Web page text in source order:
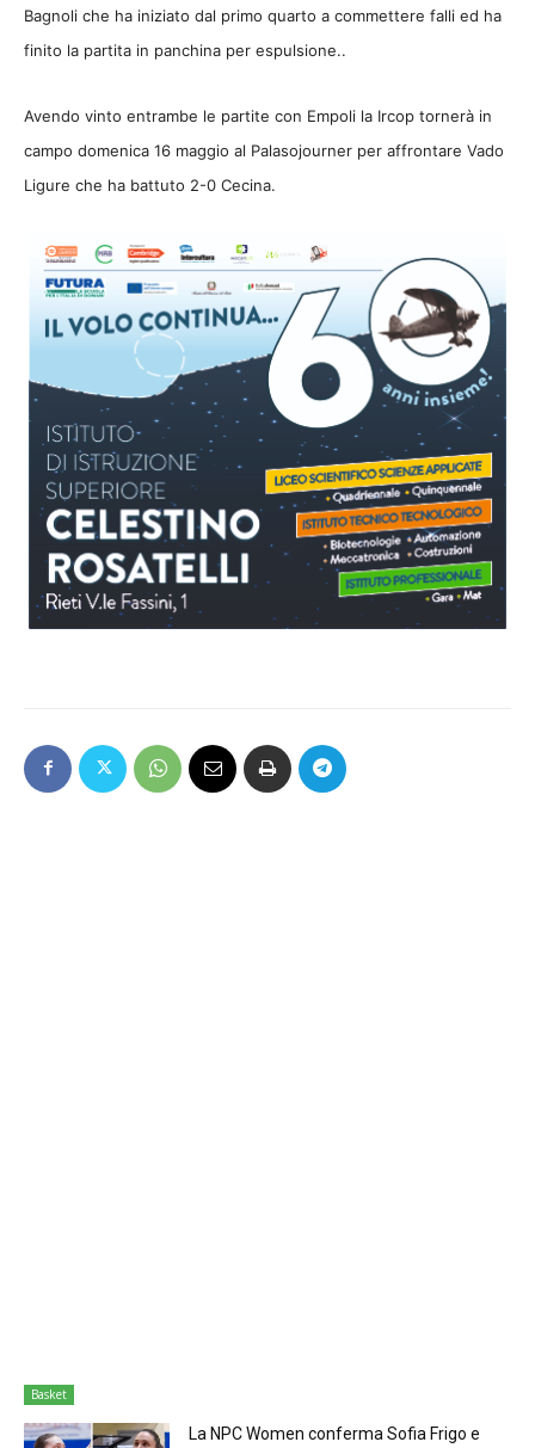
Bagnoli che ha iniziato dal primo quarto a commettere falli ed ha
finito la partita in panchina per espulsione..
Avendo vinto entrambe le partite con Empoli la Ircop tornerà in
campo domenica 16 maggio al Palasojourner per affrontare Vado
Ligure che ha battuto 2-0 Cecina.
Basket
La NPC Women conferma Sofia Frigo e